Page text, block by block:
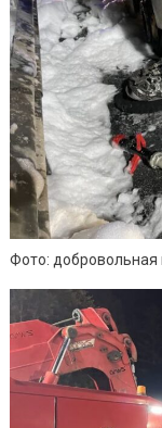
Фото: